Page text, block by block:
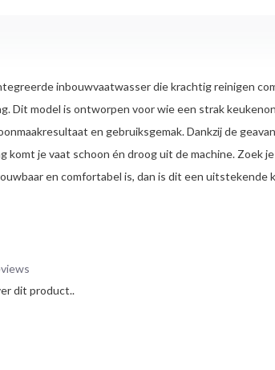
inbouwvaatwasser die krachtig reinigen
Dit model is ontworpen voor wie een strak
en gebruiksgemak. Dankzij de
je vaat schoon én droog uit de machine. Zoek
en comfortabel is, dan is dit een uitstekende
een innovatieve sproeiarm met dubbele
dit product..